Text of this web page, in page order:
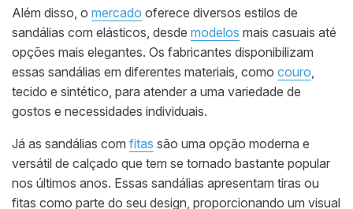
Além disso, o mercado oferece diversos estilos de
sandálias com elásticos, desde modelos mais casuais até
opções mais elegantes. Os fabricantes disponibilizam
essas sandálias em diferentes materiais, como couro,
tecido e sintético, para atender a uma variedade de
gostos e necessidades individuais.
Já as sandálias com fitas são uma opção moderna e
versátil de calçado que tem se tornado bastante popular
nos últimos anos. Essas sandálias apresentam tiras ou
fitas como parte do seu design, proporcionando um visual